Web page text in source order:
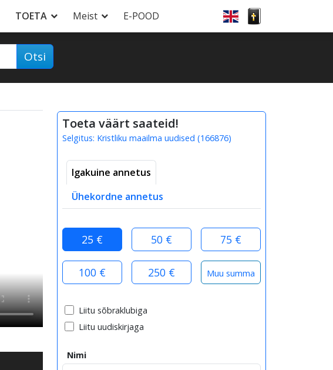
TOETA Meist E-POOD
Otsi
Toeta väärt saateid!
Selgitus: Kristliku maailma uudised (166876)
Igakuine annetus
Ühekordne annetus
25 € 50 € 75 €
100 € 250 €
Liitu sõbraklubiga
Liitu uudiskirjaga
Nimi